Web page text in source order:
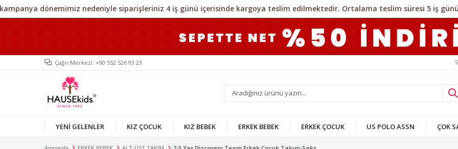
Çağrı Merkezi: +90 552 526 93 23
YENİ GELENLER KIZ ÇOCUK KIZ BEBEK ERKEK BEBEK ERKEK ÇOCUK US POLO ASSN ÇOK